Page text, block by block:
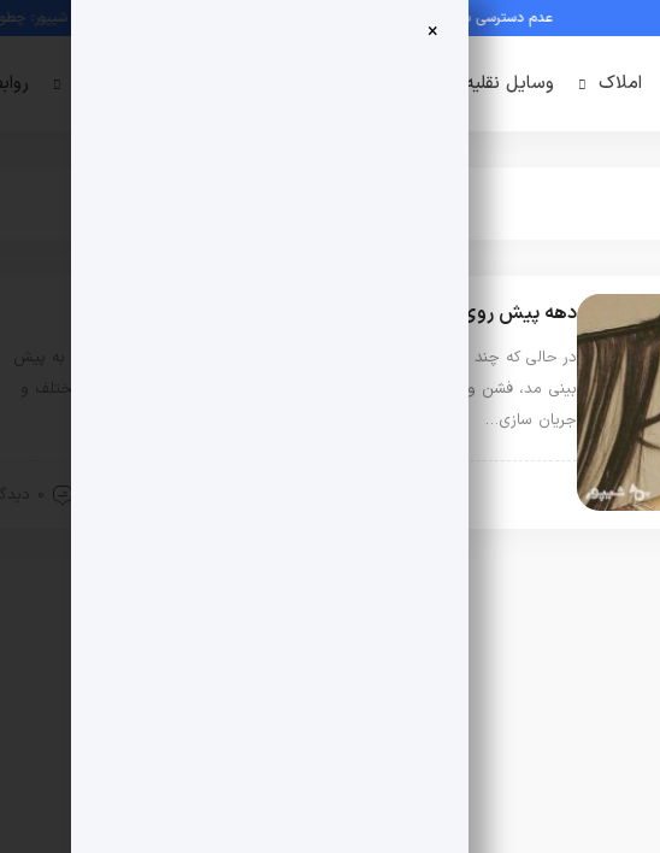
عدم دسترسی به چت شیپور و اختلال سایت در شرایط فعلی راهنمای امنیت در شیپور: چطور از
املاک وسایل نقلیه
×
دهه پیش روی مد، فشن و زیبایی
در حالی که چند ماهی می‌شود وارد دهه جدید میلادی شده‌ایم، نگاهی داریم به پیش
بینی مد، فشن و زیبایی در دهه پیش رو. مد، فشن و زیبایی رویکردهای مختلف و
جریان سازی…
0 دیدگاه